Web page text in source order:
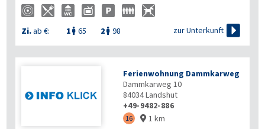
Zi.ab €: 1  65 2  98 zur Unterkunft 
Ferienwohnung Dammkarweg
Dammkarweg 10
84034Landshut
+49-9482-886
16  1 km